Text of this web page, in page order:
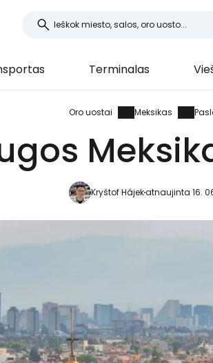
Terminalas
Oro uostai Meksikas
Kryštof Hájekatnaujinta 16.